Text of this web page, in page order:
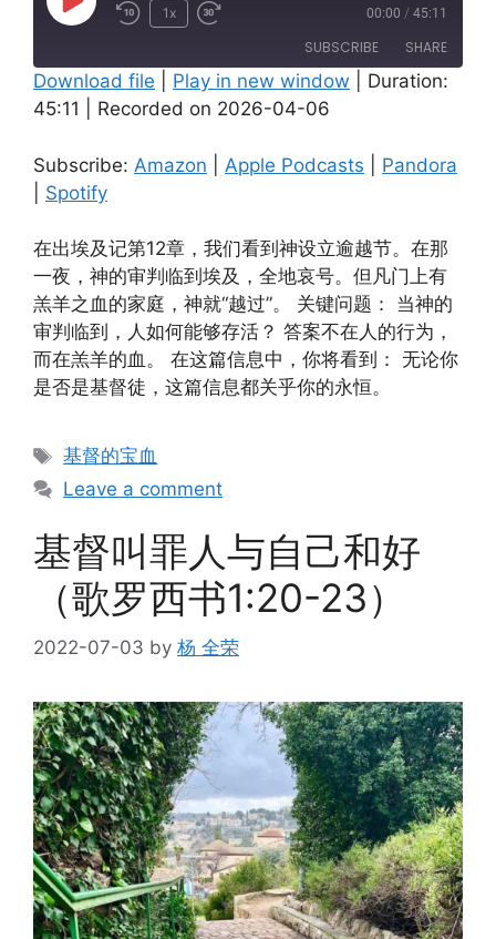
Play
1x 00:00 / 45:11
SUBSCRIBE SHARE
Amazon Apple Podcasts
RSS FEED
SHARE
LINK
EMBED
Download file Play in new window
Duration:
45:11
Recorded on 2026-04-06
Subscribe: Amazon Apple Podcasts
Pandora
Spotify
在出埃及记第12章，我们看到神设立逾越节。在那
一夜，神的审判临到埃及，全地哀号。但凡门上有
羔羊之血的家庭，神就“越过”。 关键问题： 当神的
审判临到，人如何能够存活？ 答案不在人的行为，
而在羔羊的血。 在这篇信息中，你将看到： 无论你
是否是基督徒，这篇信息都关乎你的永恒。
Tags
基督的宝血
Leave a comment
基督叫罪人与自己和好
（歌罗西书1:20-23）
2022-07-03 by 杨 全荣